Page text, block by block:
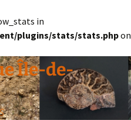
in
plugins/stats/stats.phpon
Île-de-